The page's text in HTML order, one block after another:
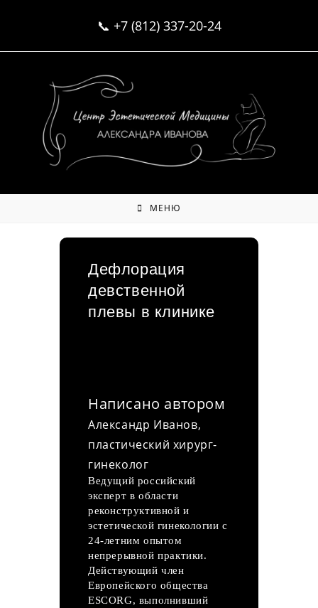
📞 +7 (812) 337-20-24
МЕНЮ
Дефлорация
девственной
плевы в клинике
Написано автором
Александр Иванов,
пластический хирург-
гинеколог
Ведущий российский
эксперт в области
реконструктивной и
эстетической гинекологии с
24-летним опытом
непрерывной практики.
Действующий член
Европейского общества
ESCORG, выполнивший